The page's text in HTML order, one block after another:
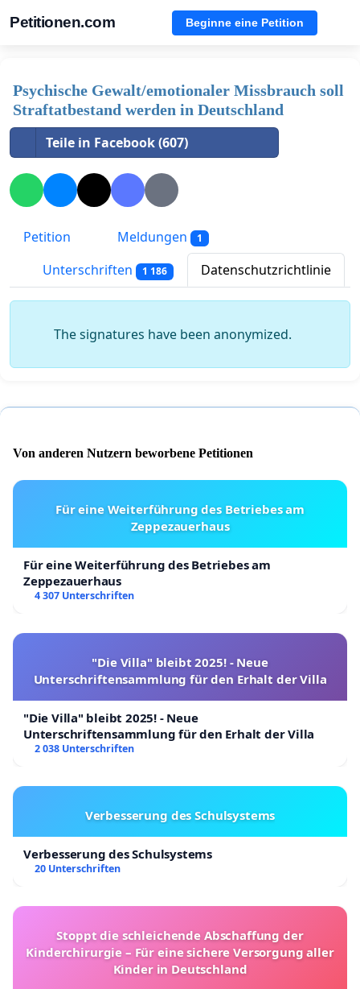
Petitionen.com Beginne eine Petition
Psychische Gewalt/emotionaler Missbrauch soll
Straftatbestand werden in Deutschland
Teile in Facebook (607)
Petition Meldungen 1
Unterschriften 1 186 Datenschutzrichtlinie
The signatures have been anonymized.
Von anderen Nutzern beworbene Petitionen
Für eine Weiterführung des Betriebes am
Zeppezauerhaus
Für eine Weiterführung des Betriebes am
Zeppezauerhaus
4 307 Unterschriften
"Die Villa" bleibt 2025! - Neue
Unterschriftensammlung für den Erhalt der Villa
"Die Villa" bleibt 2025! - Neue
Unterschriftensammlung für den Erhalt der Villa
2 038 Unterschriften
Verbesserung des Schulsystems
Verbesserung des Schulsystems
20 Unterschriften
Stoppt die schleichende Abschaffung der
Kinderchirurgie – Für eine sichere Versorgung aller
Kinder in Deutschland